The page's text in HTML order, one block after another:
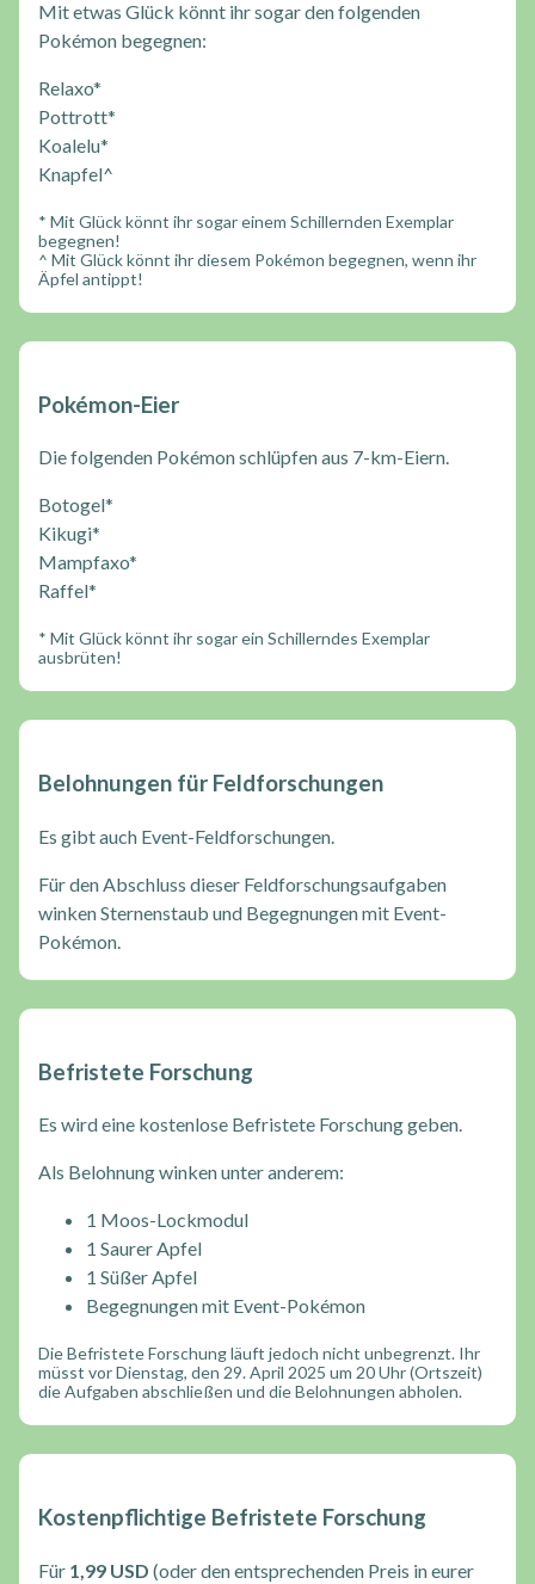
Mit etwas Glück könnt ihr sogar den folgenden
Pokémon begegnen:
Relaxo*
Pottrott*
Koalelu*
Knapfel^
* Mit Glück könnt ihr sogar einem Schillernden Exemplar
begegnen!
^ Mit Glück könnt ihr diesem Pokémon begegnen, wenn ihr
Äpfel antippt!
Pokémon-Eier
Die folgenden Pokémon schlüpfen aus 7-km-Eiern.
Botogel*
Kikugi*
Mampfaxo*
Raffel*
* Mit Glück könnt ihr sogar ein Schillerndes Exemplar
ausbrüten!
Belohnungen für Feldforschungen
Es gibt auch Event-Feldforschungen.
Für den Abschluss dieser Feldforschungsaufgaben
winken Sternenstaub und Begegnungen mit Event-
Pokémon.
Befristete Forschung
Es wird eine kostenlose Befristete Forschung geben.
Als Belohnung winken unter anderem:
1 Moos-Lockmodul
1 Saurer Apfel
1 Süßer Apfel
Begegnungen mit Event-Pokémon
Die Befristete Forschung läuft jedoch nicht unbegrenzt. Ihr
müsst vor Dienstag, den 29. April 2025 um 20 Uhr (Ortszeit)
die Aufgaben abschließen und die Belohnungen abholen.
Kostenpflichtige Befristete Forschung
Für 1,99 USD (oder den entsprechenden Preis in eurer